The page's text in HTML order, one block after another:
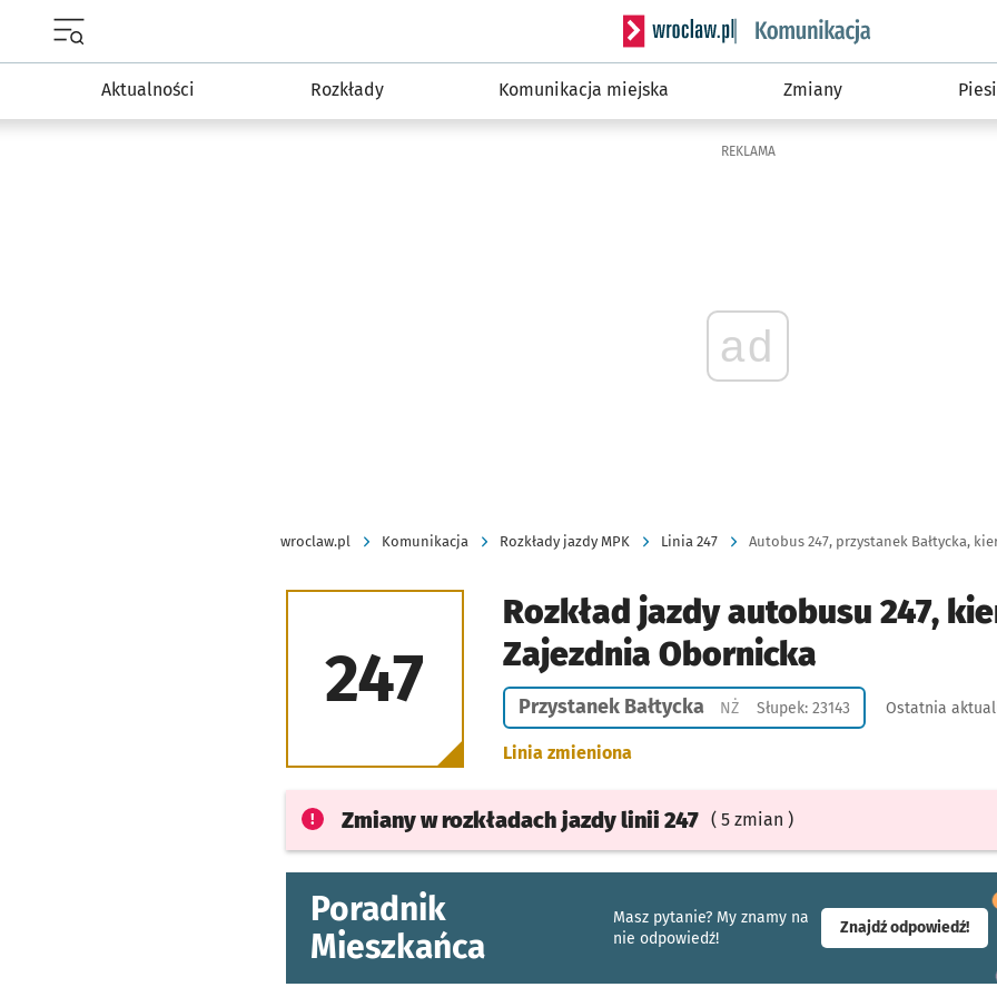
Serwis informacyjny wroclaw.pl podserwis:
Aktualności Rozkłady Komunikacja miejska Zmiany Piesi
REKLAMA
ad
wroclaw.pl Komunikacja Rozkłady jazdy MPK Linia 247 Autobus 247, przystanek Bałtycka,
247
Rozkład jazdy autobusu 247,
Zajezdnia Obornicka
Przystanek Bałtycka NŻPrzystanek na życzenie
Słupek: 23143 Ostatnia
Linia zmieniona
Zmiany w rozkładach jazdylinii 247 ( 5 zmian )
Poradnik
Mieszkańca
Masz pytanie? My znamy na
nie odpowiedź!
Znajdź odpowiedź!-